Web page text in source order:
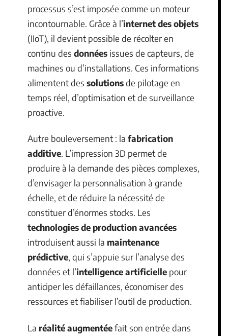
processus s’est imposée comme un moteur
incontournable. Grâce à l’internet des objets
(IIoT), il devient possible de récolter en
continu des données issues de capteurs, de
machines ou d’installations. Ces informations
alimentent des solutionsde pilotage en
temps réel, d’optimisation et de surveillance
proactive.
Autre bouleversement : la fabrication
additive. L’impression 3D permet de
produire à la demande des pièces complexes,
d’envisager la personnalisation à grande
échelle, et de réduire la nécessité de
constituer d’énormes stocks. Les
technologies de production avancées
introduisent aussi la maintenance
prédictive, qui s’appuie sur l’analyse des
données et l’intelligence artificielle pour
anticiper les défaillances, économiser des
ressources et fiabiliser l’outil de production.
La réalité augmentéefait son entrée dans